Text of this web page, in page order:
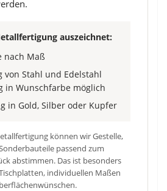
auszeichnet:
nach Maß
von Stahl und Edelstahl
in Wunschfarbe möglich
in Gold, Silber oder Kupfer
können wir Gestelle,
passend zum
abstimmen. Das ist besonders
individuellen Maßen